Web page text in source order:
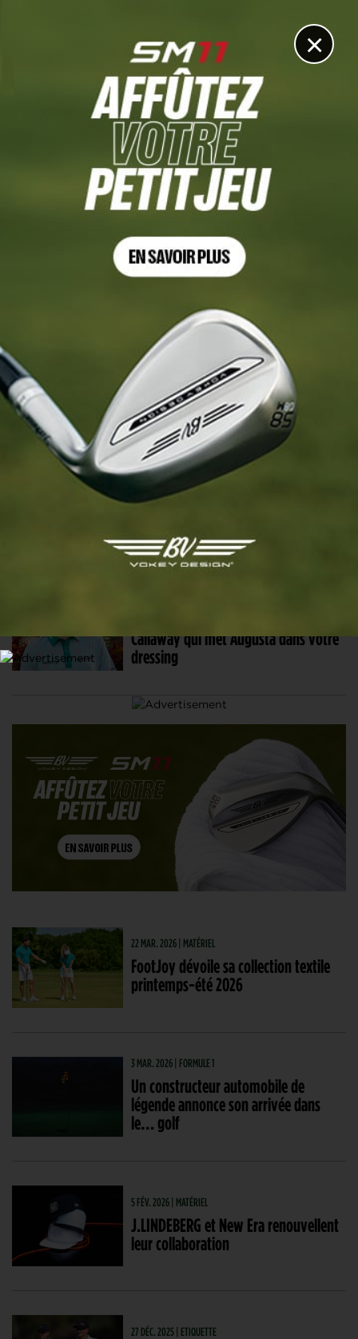
×
Textile
20 AVR. 2026 | MATÉRIEL
Lacoste dévoile sa collection
printemps-été 2026 et s’associe à
New Era
16 AVR. 2026 | TEXTILES
Collection Golf Homme Printemps
2026 : l’élégance revisitée par
Callaway qui met Augusta dans votre
dressing
22 MAR. 2026 | MATÉRIEL
FootJoy dévoile sa collection textile
printemps-été 2026
3 MAR. 2026 | FORMULE 1
Un constructeur automobile de
légende annonce son arrivée dans
le… golf
5 FÉV. 2026 | MATÉRIEL
J.LINDEBERG et New Era renouvellent
leur collaboration
27 DÉC. 2025 | ETIQUETTE